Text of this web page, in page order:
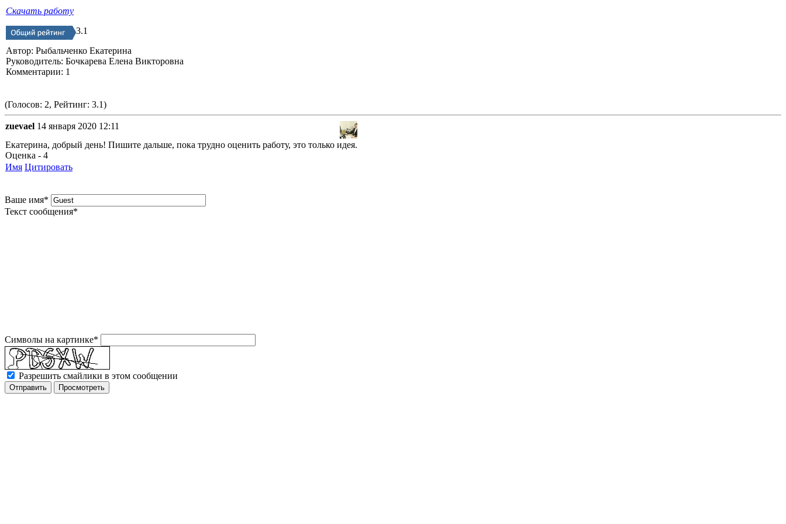
Скачать работу
3.1
Автор: Рыбальченко Екатерина
Руководитель: Бочкарева Елена Викторовна
Комментарии: 1
(Голосов: 2, Рейтинг: 3.1)
zuevael 14 января 2020 12:11
Екатерина, добрый день! Пишите дальше, пока трудно оценить работу, это только идея.
Оценка - 4
Имя Цитировать
Ваше имя*
Текст сообщения*
Символы на картинке*
Разрешить смайлики в этом сообщении